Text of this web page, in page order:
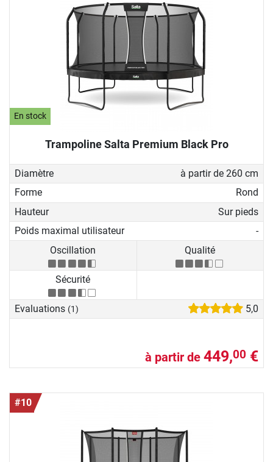
En stock
Trampoline Salta Premium Black Pro
Diamètre
à partir de 260 cm
Forme
Rond
Hauteur
Sur pieds
Poids maximal utilisateur
-
Oscillation
Qualité
Sécurité
Evaluations (1) 5,0
à partir de 449,00 €
#10